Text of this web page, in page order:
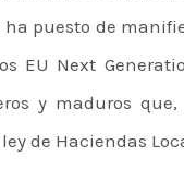
puesto de
EU Next
y maduros
de Haciendas